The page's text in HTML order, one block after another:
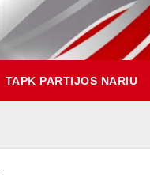
TAPK PARTIJOS NARIU